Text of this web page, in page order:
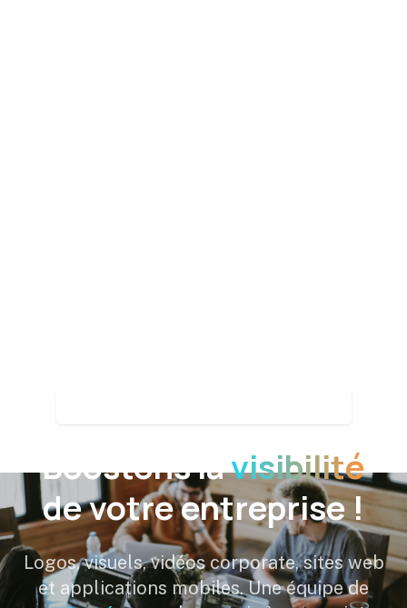
Boostons lavisibilité
de votre entreprise !
Logos, visuels, vidéos corporate, sites web
et applications mobiles. Une équipe de